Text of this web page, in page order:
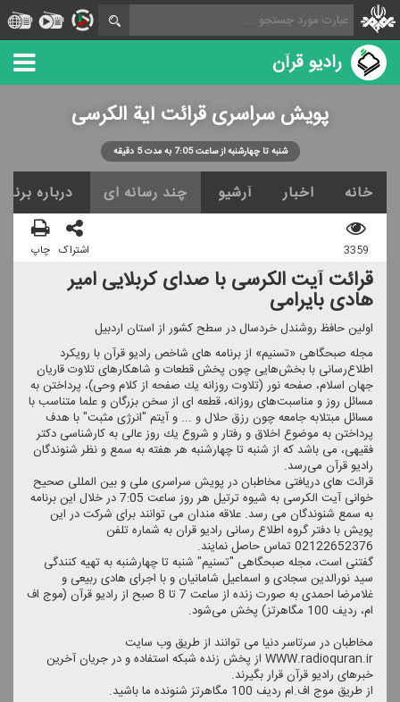
رادیو قرآن
پویش سراسری قرائت آیة الكرسی
شنبه تا چهارشنبه از ساعت 7:05 به مدت 5 دقیقه
خانه اخبار آرشیو چند رسانه ای درباره
3359 اشتراک چاپ
قرائت آیت الكرسی با صدای كربلایی امیر
هادی بایرامی
اولین حافظ روشندل خردسال در سطح كشور از استان اردبیل
مجله صبحگاهی «تسنیم» از برنامه های شاخص رادیو قرآن با رویكرد
اطلاع‌رسانی با بخش‌هایی چون پخش قطعات و شاهكارهای تلاوت قاریان
جهان اسلام، صفحه نور (تلاوت روزانه یك صفحه از كلام وحی)، پرداختن به
مسائل روز و مناسبت‌های روزانه، قطعه ای از سخن بزرگان و علما متناسب با
مسائل مبتلابه جامعه چون رزق حلال و ... و آیتم "انرژی مثبت" با هدف
پرداختن به موضوع اخلاق و رفتار و شروع یك روز عالی به كارشناسی دكتر
فقیهی، می باشد كه از شنبه تا چهارشنبه هر هفته به سمع و نظر شنوندگان
رادیو قرآن می‌رسد.
قرائت های دریافتی مخاطبان در پویش سراسری ملی و بین المللی صحیح
خوانی آیت الكرسی به شیوه ترتیل هر روز ساعت 7:05 در خلال این برنامه
به سمع شنوندگان می رسد. علاقه مندان می توانند برای شركت در این
پویش با دفتر گروه اطلاع رسانی رادیو قران به شماره تلفن
02122652376 تماس حاصل نمایند.
گفتنی است، مجله صبحگاهی "تسنیم" شنبه تا چهارشنبه به تهیه كنندگی
سید نورالدین سجادی و اسماعیل شامانیان و با اجرای هادی ربیعی و
غلامرضا احمدی به صورت زنده از ساعت 7 تا 8 صبح از رادیو قرآن (موج اف
ام، ردیف 100 مگاهرتز) پخش می‌شود.
مخاطبان در سرتاسر دنیا می توانند از طریق وب سایت
WWW.radioquran.ir از پخش زنده شبكه استفاده و در جریان آخرین
خبرهای رادیو قرآن قرار بگیرند.
از طریق موج اف.ام ردیف 100 مگاهرتز شنونده ما باشید.